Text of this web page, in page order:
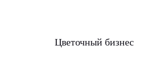
Цветочный бизнес